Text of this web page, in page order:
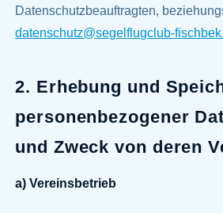
Datenschutzbeauftragten,
datenschutz@segelflugclub-
2. Erhebung und
personenbezogener
und Zweck von deren
a) Vereinsbetrieb